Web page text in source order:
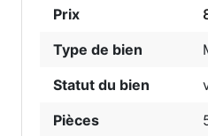
Prix
Type de bien
Statut du bien
Pièces